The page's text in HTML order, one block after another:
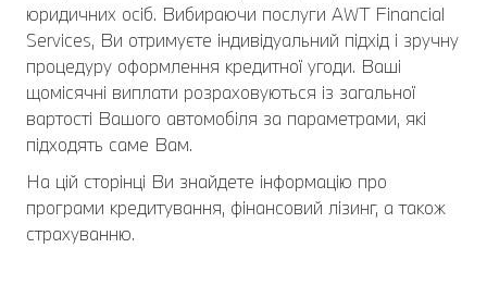
юридичних осіб. Вибираючи послуги AWT Financial
Services, Ви отримуєте індивідуальний підхід і зручну
процедуру оформлення кредитної угоди. Ваші
щомісячні виплати розраховуються із загальної
вартості Вашого автомобіля за параметрами, які
підходять саме Вам.
На цій сторінці Ви знайдете інформацію про
програми кредитування, фінансовий лізинг, а також
страхуванню.